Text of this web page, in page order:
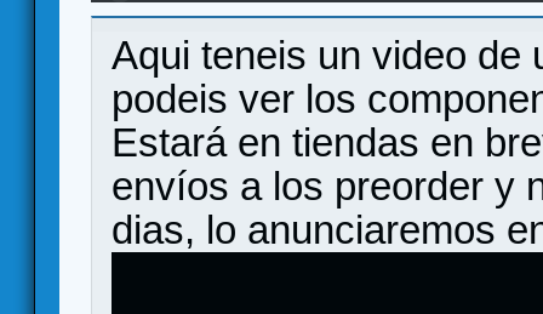
Las Guerras Napoleónicas en español
Aqui teneis un video de
podeis ver los
Estará en tiendas en
envíos a los preorder y
dias, lo anunciaremos